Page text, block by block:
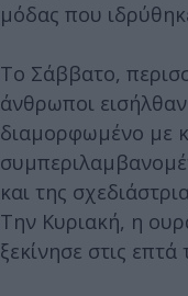
μόδας που
Το Σάββατο,
άνθρωποι
διαμορφωμένο με
και της
Την Κυριακή, η
ξεκίνησε στις επτά